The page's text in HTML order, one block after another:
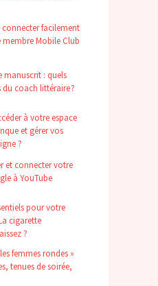
facilement
membre Mobile Club
manuscrit : quels
du coach littéraire ?
à votre espace
et gérer vos
?
et connecter votre
à YouTube
pour votre
cigarette
?
femmes rondes »
tenues de soirée,